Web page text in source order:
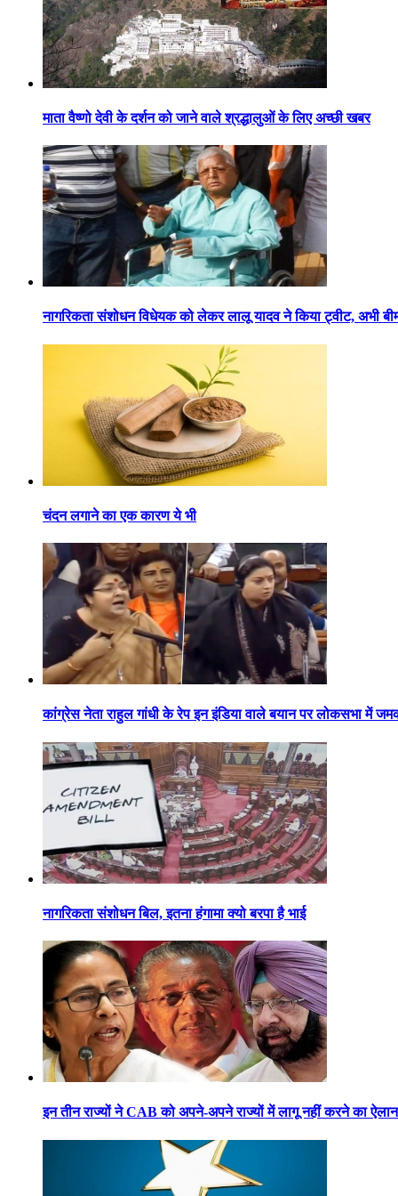
माता वैष्णो देवी के दर्शन को जाने वाले श्रद्धालुओं के लिए अच्छी खबर
नागरिकता संशोधन विधेयक को लेकर लालू यादव ने किया ट्वीट, अभी
चंदन लगाने का एक कारण ये भी
कांग्रेस नेता राहुल गांधी के रेप इन इंडिया वाले बयान पर लोकसभा में
नागरिकता संशोधन बिल, इतना हंगामा क्यो बरपा है भाई
इन तीन राज्यों ने CAB को अपने-अपने राज्यों में लागू नहीं करने का